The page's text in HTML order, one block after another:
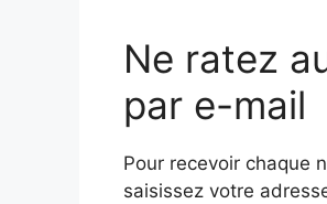
Ne ratez
par e-mail
Pour recevoir chaque
saisissez votre